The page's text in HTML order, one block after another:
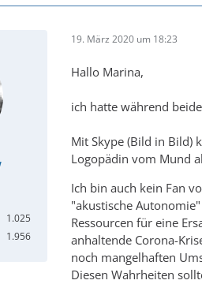
1.025
1.956
19. März 2020 um 18:23
Hallo Marina,
ich hatte während
Mit Skype (Bild in Bild)
Logopädin vom Mund
Ich bin auch kein Fan
"akustische
Ressourcen für eine
anhaltende Corona-
noch mangelhaften
Diesen Wahrheiten